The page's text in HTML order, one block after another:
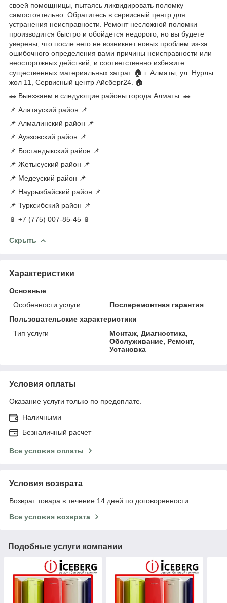
своей помощницы, пытаясь ликвидировать поломку
самостоятельно. Обратитесь в сервисный центр для
устранения неисправности. Ремонт несложной поломки
производится быстро и обойдется недорого, но вы будете
уверены, что после него не возникнет новых проблем из-за
ошибочного определения вами причины неисправности или
неосторожных действий, и соответственно избежите
существенных материальных затрат. 🏠 г. Алматы, ул. Нурлы
жол 11, Сервисный центр Айсберг24. 🏠
🚗 Выезжаем в следующие районы города Алматы: 🚗
📌 Алатауский район 📌
📌 Алмалинский район 📌
📌 Ауэзовский район 📌
📌 Бостандыкский район 📌
📌 Жетысуский район 📌
📌 Медеуский район 📌
📌 Наурызбайский район 📌
📌 Турксибский район 📌
📱 +7 (775) 007-85-45 📱
Скрыть
Характеристики
Основные
Особенности услуги
Послеремонтная гарантия
Пользовательские характеристики
Тип услуги
Монтаж, Диагностика,
Обслуживание, Ремонт,
Установка
Условия оплаты
Оказание услуги только по предоплате.
Наличными
Безналичный расчет
Все условия оплаты
Условия возврата
Возврат товара в течение 14 дней по договоренности
Все условия возврата
Подобные услуги компании